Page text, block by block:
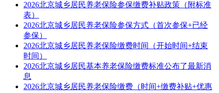
2026北京城乡居民养老保险参保缴费补贴政策（附标准
表）
2026北京城乡居民养老保险参保方式（首次参保+已经
参保）
2026北京城乡居民养老保险缴费时间（开始时间+结束
时间）
2026北京城乡居民基本养老保险缴费标准公布了最新消
息
2026北京城乡居民养老保险缴费（时间+缴费补贴+优惠